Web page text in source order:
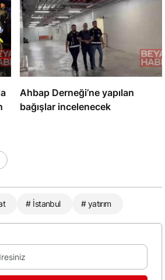
Ahbap Derneği’ne yapılan
bağışlar incelenecek
# İstanbul # yatırım